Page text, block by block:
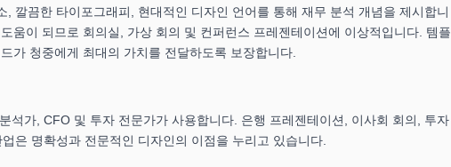
깔끔한 타이포그래피, 현대적인 디자인 언어를 통해 재무 분석 개념을 제시합니
움이 되므로 회의실, 가상 회의 및 컨퍼런스 프레젠테이션에 이상적입니다. 템플
가 청중에게 최대의 가치를 전달하도록 보장합니다.
석가, CFO 및 투자 전문가가 사용합니다. 은행 프레젠테이션, 이사회 회의, 투자
은 명확성과 전문적인 디자인의 이점을 누리고 있습니다.